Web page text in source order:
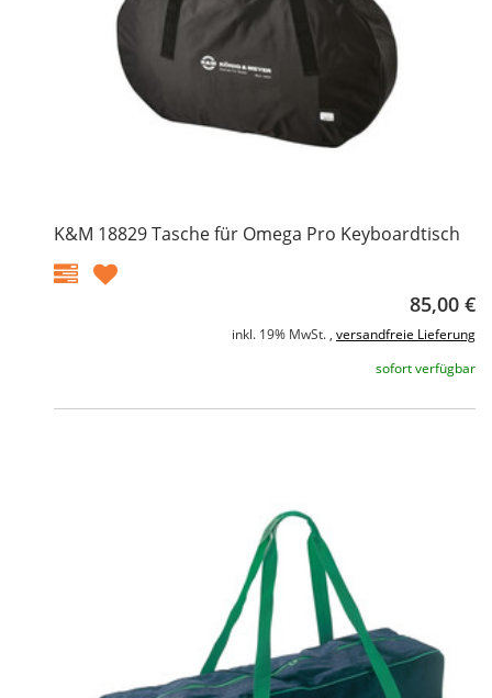
K&M 18829 Tasche für Omega Pro Keyboardtisch
85,00 €
inkl. 19% MwSt. , versandfreie Lieferung
sofort verfügbar